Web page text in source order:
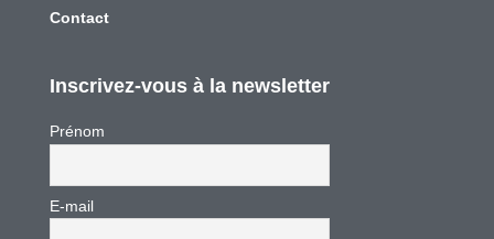
Contact
Inscrivez-vous à la newsletter
Prénom
E-mail